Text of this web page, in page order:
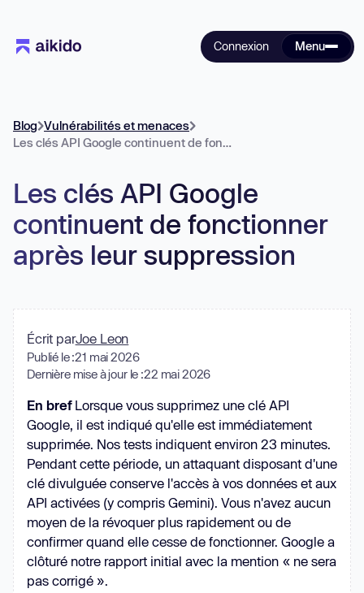
Connexion Menu
Blog Vulnérabilités et menaces
Les clés API Google continuent de fonctionner après leur suppression
Les clés API Google
continuent de fonctionner
après leur suppression
Écrit parJoe Leon
Publié le :21 mai 2026
Dernière mise à jour le :22 mai 2026
En bref Lorsque vous supprimez une clé API
Google, il est indiqué qu'elle est immédiatement
supprimée. Nos tests indiquent environ 23 minutes.
Pendant cette période, un attaquant disposant d'une
clé divulguée conserve l'accès à vos données et aux
API activées (y compris Gemini). Vous n'avez aucun
moyen de la révoquer plus rapidement ou de
confirmer quand elle cesse de fonctionner. Google a
clôturé notre rapport initial avec la mention « ne sera
pas corrigé ».